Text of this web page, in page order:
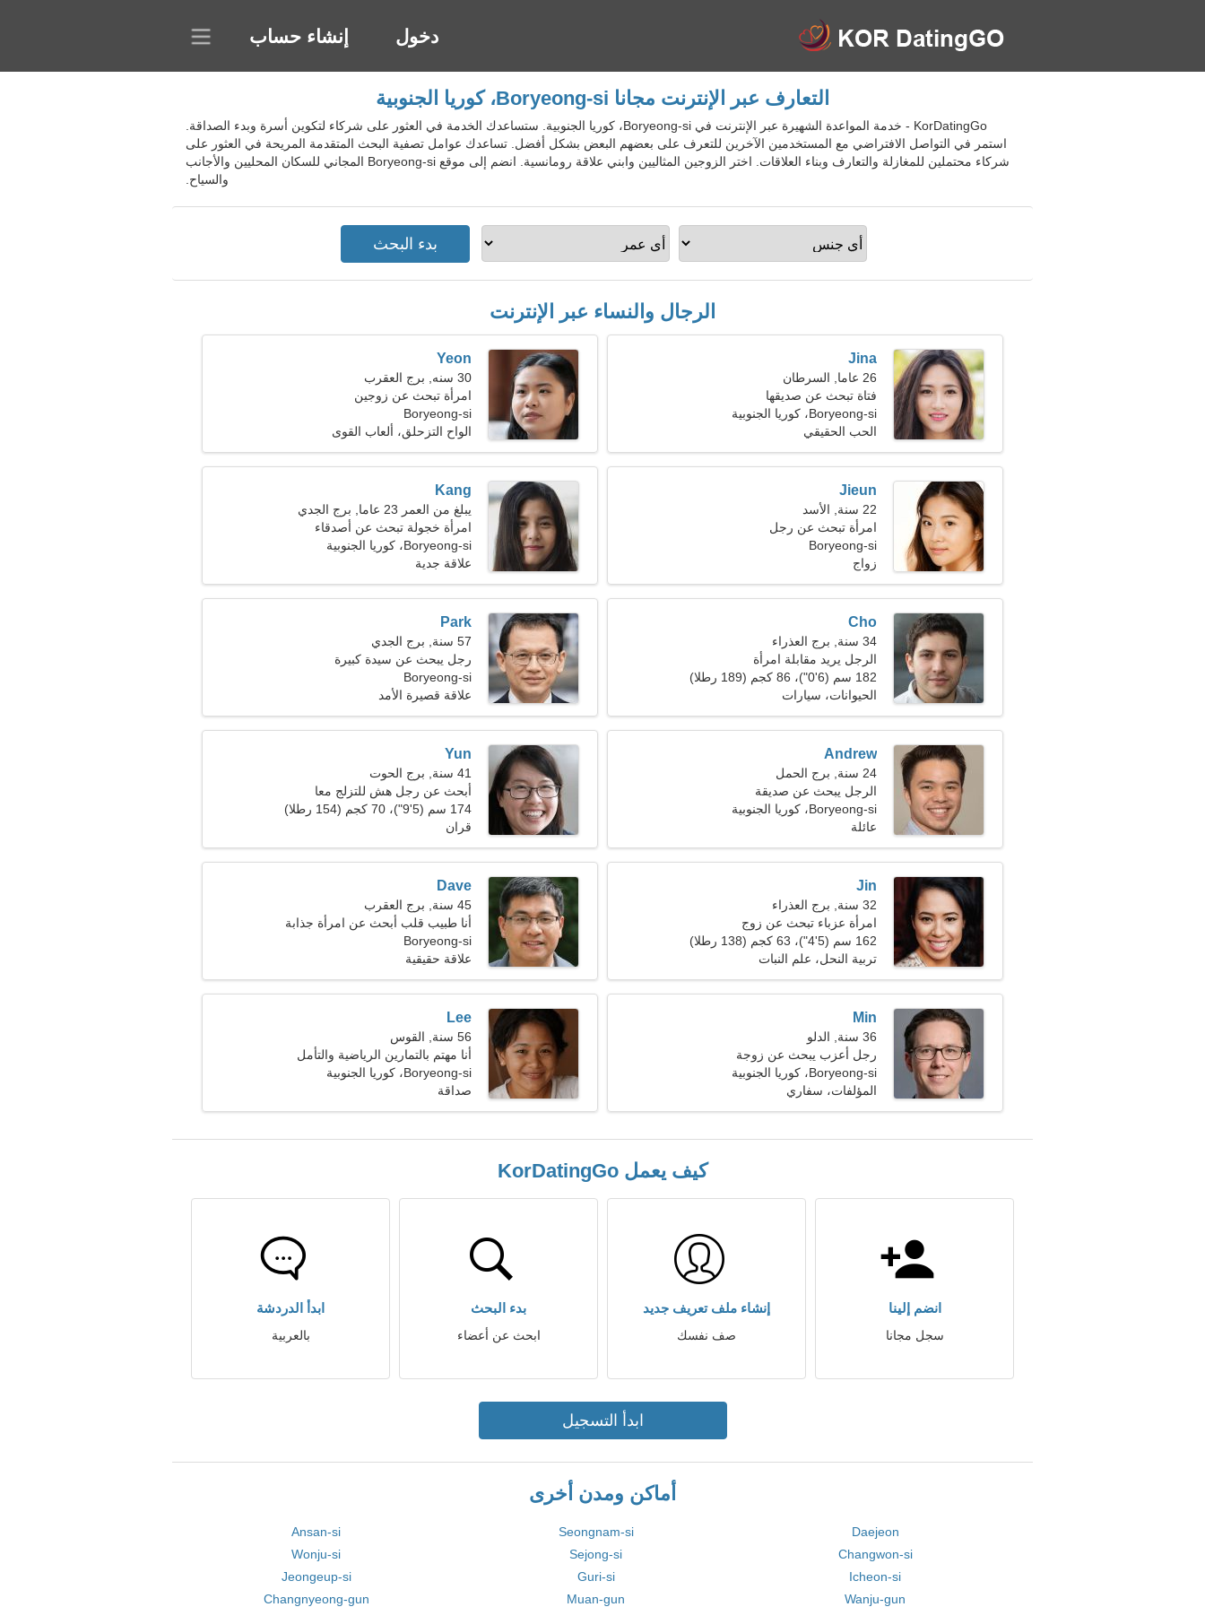
دخول إنشاء حساب
التعارف عبر الإنترنت مجانا Boryeong-si، كوريا الجنوبية
KorDatingGo - خدمة المواعدة الشهيرة عبر الإنترنت في Boryeong-si، كوريا الجنوبية. ستساعدك الخدمة في العثور على شركاء لتكوين أسرة وبدء الصداقة.
استمر في التواصل الافتراضي مع المستخدمين الآخرين للتعرف على بعضهم البعض بشكل أفضل. تساعدك عوامل تصفية البحث المتقدمة المريحة في العثور على
شركاء محتملين للمغازلة والتعارف وبناء العلاقات. اختر الزوجين المثاليين وابني علاقة رومانسية. انضم إلى موقع Boryeong-si المجاني للسكان المحليين والأجانب
والسياح.
الرجال والنساء عبر الإنترنت
Jina
26 عاما, السرطان
فتاة تبحث عن صديقها
Boryeong-si، كوريا الجنوبية
الحب الحقيقي
Yeon
30 سنه, برج العقرب
امرأة تبحث عن زوجين
Boryeong-si
الواح التزحلق، ألعاب القوى
Jieun
22 سنة, الأسد
امرأة تبحث عن رجل
Boryeong-si
زواج
Kang
يبلغ من العمر 23 عاما, برج الجدي
امرأة خجولة تبحث عن أصدقاء
Boryeong-si، كوريا الجنوبية
علاقة جدية
Cho
34 سنة, برج العذراء
الرجل يريد مقابلة امرأة
182 سم (6'0")، 86 كجم (189 رطلا)
الحيوانات، سيارات
Park
57 سنة, برج الجدي
رجل يبحث عن سيدة كبيرة
Boryeong-si
علاقة قصيرة الأمد
Andrew
24 سنة, برج الحمل
الرجل يبحث عن صديقة
Boryeong-si، كوريا الجنوبية
عائلة
Yun
41 سنة, برج الحوت
أبحث عن رجل هش للتزلج معا
174 سم (5'9")، 70 كجم (154 رطلا)
قران
Jin
32 سنة, برج العذراء
امرأة عزباء تبحث عن زوج
162 سم (5'4")، 63 كجم (138 رطلا)
تربية النحل، علم النبات
Dave
45 سنة, برج العقرب
أنا طبيب قلب أبحث عن امرأة جذابة
Boryeong-si
علاقة حقيقية
Min
36 سنة, الدلو
رجل أعزب يبحث عن زوجة
Boryeong-si، كوريا الجنوبية
المؤلفات، سفاري
Lee
56 سنة, القوس
أنا مهتم بالتمارين الرياضية والتأمل
Boryeong-si، كوريا الجنوبية
صداقة
كيف يعمل KorDatingGo
انضم إلينا
سجل مجانا
إنشاء ملف تعريف جديد
صف نفسك
بدء البحث
ابحث عن أعضاء
ابدأ الدردشة
بالعربية
ابدأ التسجيل
أماكن ومدن أخرى
Daejeon
Seongnam-si
Ansan-si
Changwon-si
Sejong-si
Wonju-si
Icheon-si
Guri-si
Jeongeup-si
Wanju-gun
Muan-gun
Changnyeong-gun